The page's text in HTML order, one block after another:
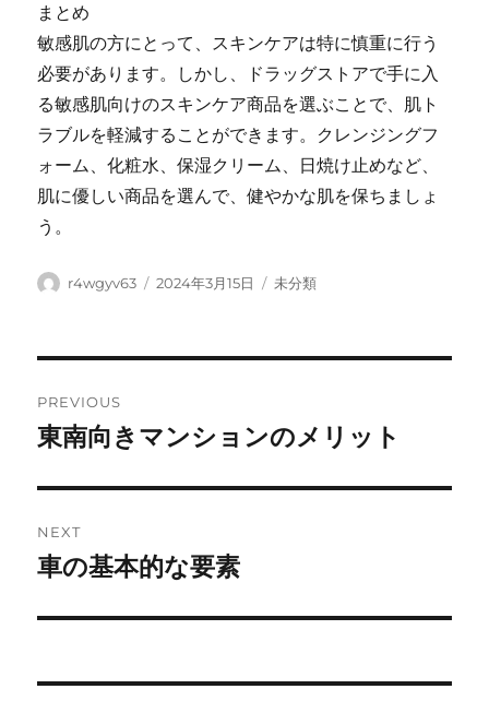
まとめ
敏感肌の方にとって、スキンケアは特に慎重に行う
必要があります。しかし、ドラッグストアで手に入
る敏感肌向けのスキンケア商品を選ぶことで、肌ト
ラブルを軽減することができます。クレンジングフ
ォーム、化粧水、保湿クリーム、日焼け止めなど、
肌に優しい商品を選んで、健やかな肌を保ちましょ
う。
Author
r4wgyv63
Posted
2024年3月15日 Categories
未分類
navigation
PREVIOUS
Previous
東南向きマンションのメリット
NEXT
Next
車の基本的な要素